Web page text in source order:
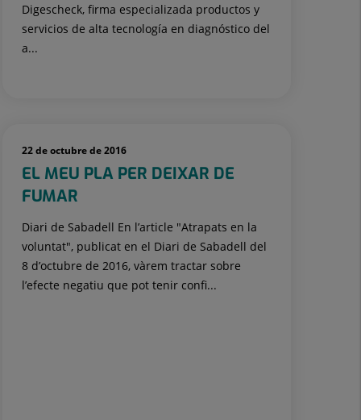
Digescheck, firma especializada productos y
servicios de alta tecnología en diagnóstico del
a...
22 de octubre de 2016
EL MEU PLA PER DEIXAR DE
FUMAR
Diari de Sabadell En l’article "Atrapats en la
voluntat", publicat en el Diari de Sabadell del
8 d’octubre de 2016, vàrem tractar sobre
l’efecte negatiu que pot tenir confi...